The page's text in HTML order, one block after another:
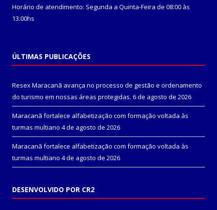
Horário de atendimento: Segunda a Quinta-Feira de 08:00 às
13:00hs
ÚLTIMAS PUBLICAÇÕES
Resex Maracanã avança no processo de gestão e ordenamento
do turismo em nossas áreas protegidas. 6 de agosto de 2026
Maracanã fortalece alfabetização com formação voltada às
turmas multiano 4 de agosto de 2026
Maracanã fortalece alfabetização com formação voltada às
turmas multiano 4 de agosto de 2026
DESENVOLVIDO POR CR2